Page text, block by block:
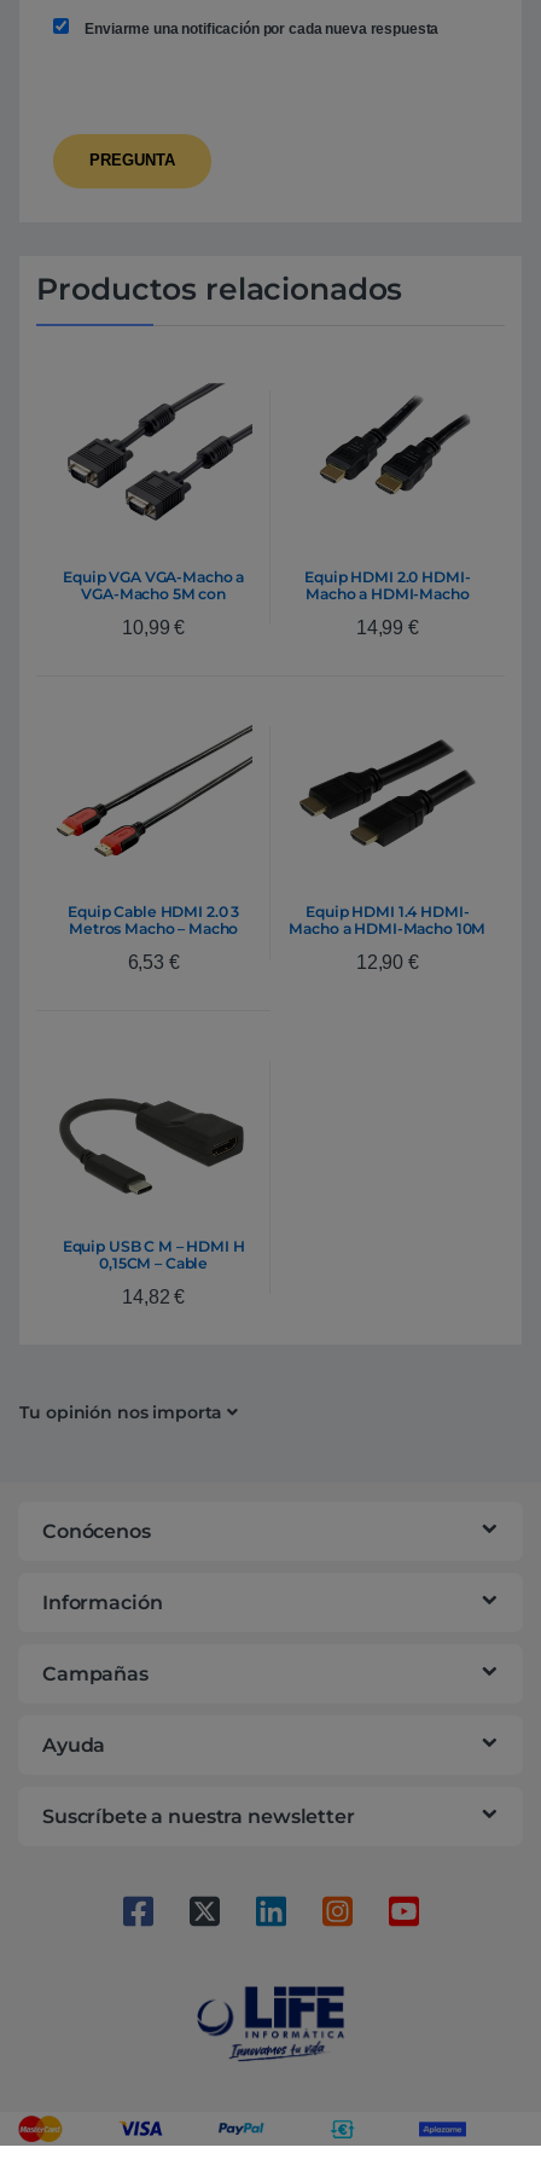
Enviarme una notificación por cada nueva respuesta
Productos relacionados
Equip VGA VGA-Macho a
VGA-Macho 5M con
10,99€
Equip HDMI 2.0 HDMI-
Macho a HDMI-Macho
14,99 €
Equip Cable HDMI 2.0 3
Metros Macho – Macho
6,53 €
Equip HDMI 1.4 HDMI-
Macho a HDMI-Macho 10M
12,90 €
Equip USB C M – HDMI H
0,15CM – Cable
14,82€
Tu opinión nos importa
Conócenos
Información
Campañas
Ayuda
Suscríbete a nuestra newsletter